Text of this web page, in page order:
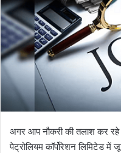
अगर आप नौकरी की तलाश कर
पेट्रोलियम कॉर्पोरेशन लिमिटेड में